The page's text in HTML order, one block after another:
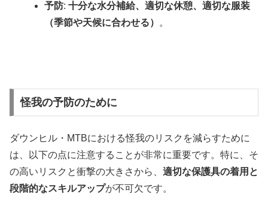
予防:十分な水分補給、適切な休憩、適切な服装
（季節や天候に合わせる） 。
怪我の予防のために
ダウンヒル・MTBにおける怪我のリスクを減らすために
は、以下の点に注意することが非常に重要です。特に、そ
の高いリスクと衝撃の大きさから、 適切な保護具の着用と
段階的なスキルアップが不可欠です。